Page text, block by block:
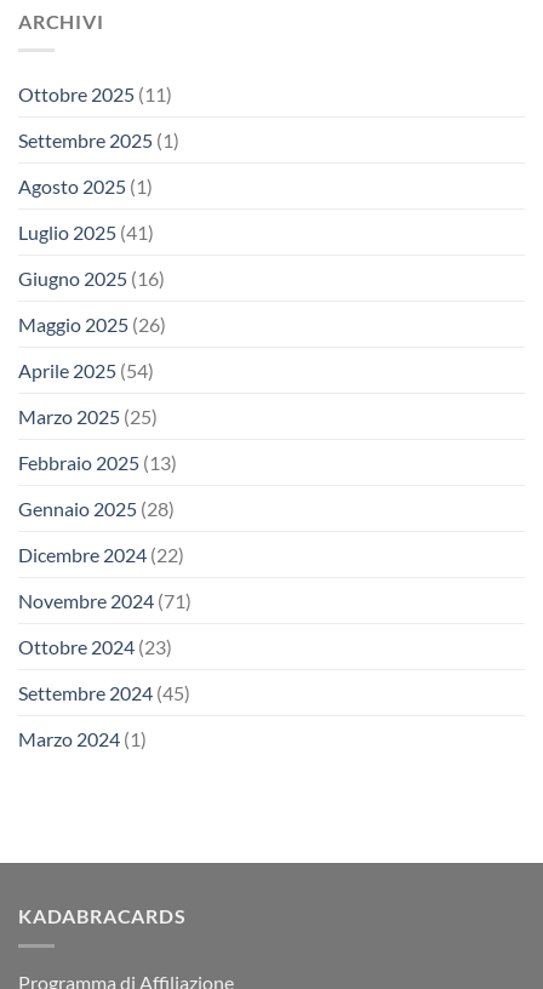
ARCHIVI
Ottobre 2025 (11)
Settembre 2025 (1)
Agosto 2025 (1)
Luglio 2025 (41)
Giugno 2025 (16)
Maggio 2025 (26)
Aprile 2025 (54)
Marzo 2025 (25)
Febbraio 2025 (13)
Gennaio 2025 (28)
Dicembre 2024 (22)
Novembre 2024 (71)
Ottobre 2024 (23)
Settembre 2024 (45)
Marzo 2024 (1)
KADABRACARDS
Programma di Affiliazione